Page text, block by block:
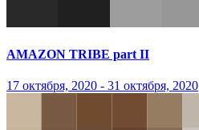
AMAZON TRIBE part II
17 октября, 2020 - 31 октября, 2020